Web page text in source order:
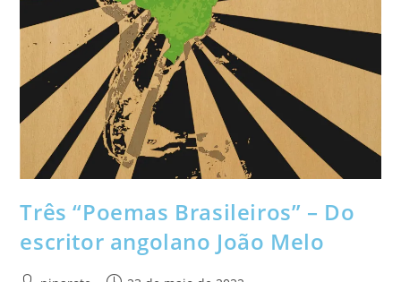
Três “Poemas Brasileiros” – Do
escritor angolano João Melo